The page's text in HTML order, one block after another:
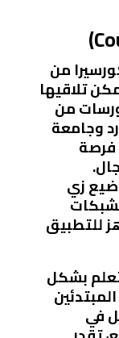
من
تلاقيها
من
وجامعة
زي
للتطبيق
بشكل
في